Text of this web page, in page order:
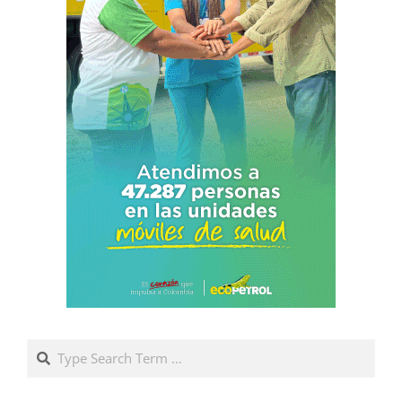
Search